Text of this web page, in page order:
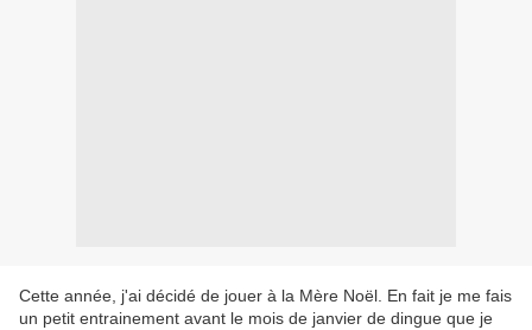
Cette année, j'ai décidé de jouer à la Mère Noël. En fait je me fais
un petit entrainement avant le mois de janvier de dingue que je